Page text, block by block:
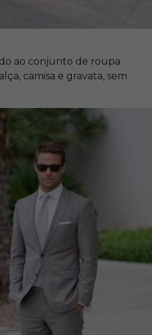
ao conjunto de roupa
camisa e gravata, sem